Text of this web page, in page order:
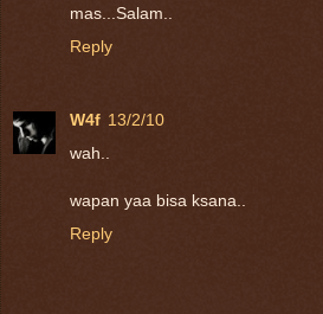
mas...Salam..
Reply
W4f 13/2/10
wah..
wapan yaa bisa ksana..
Reply